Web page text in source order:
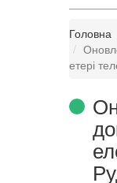
Головна
етері